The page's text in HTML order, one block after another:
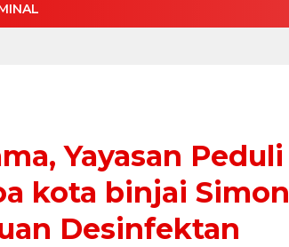
Yayasan Peduli
kota binjai Simon
Desinfektan